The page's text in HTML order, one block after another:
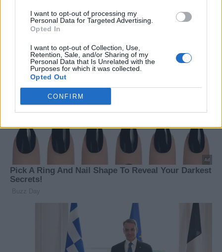
I want to opt-out of processing my
Personal Data for Targeted Advertising.
Opted In
I want to opt-out of Collection, Use,
Retention, Sale, and/or Sharing of my
Personal Data that Is Unrelated with the
Purposes for which it was collected.
Opted Out
CONFIRM